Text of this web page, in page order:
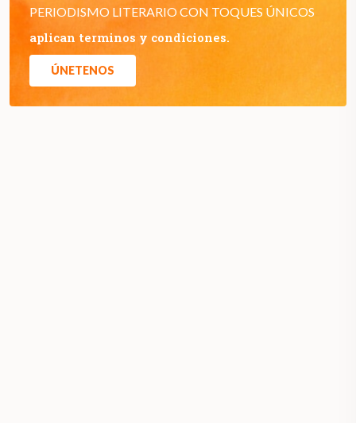
PERIODISMO LITERARIO CON TOQUES ÚNICOS
aplican terminos y condiciones.
ÚNETENOS